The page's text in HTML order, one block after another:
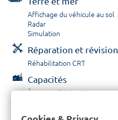
Affichage du véhicule au sol
Radar
Simulation
Réparation et révision
Réhabilitation CRT
Capacités
À propos / Historique